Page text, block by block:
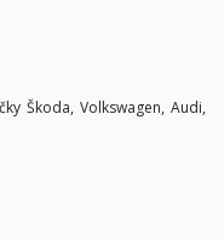
Škoda, Volkswagen, Audi,